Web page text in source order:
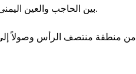
بين الحاجب والعين اليمنى (داخل العين، الجانب الأيسر من العين)، فإنها لا تستطيع الوصول بسهولة إلى مركز الرأس.
منطقة منتصف الرأس وصولاً